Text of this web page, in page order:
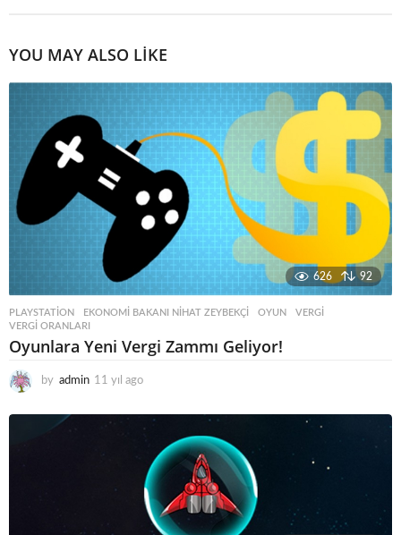
YOU MAY ALSO LIKE
626 92
PLAYSTATION EKONOMI BAKANI NIHAT ZEYBEKÇI ,OYUN ,VERGI
VERGI ORANLARI
Oyunlara Yeni Vergi Zammı Geliyor!
by admin 11 yıl ago
y
ı
g
o